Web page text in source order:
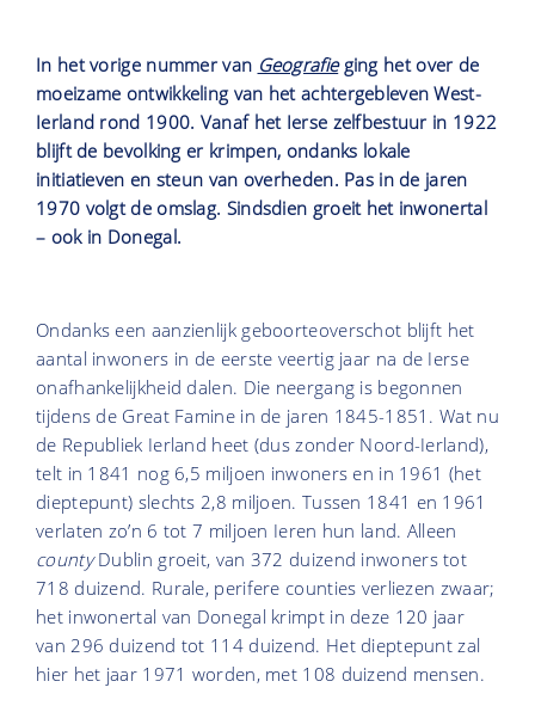
In het vorige nummer van Geografieging het over de
moeizame ontwikkeling van het achtergebleven West-
Ierland rond 1900. Vanaf het Ierse zelfbestuur in 1922
blijft de bevolking er krimpen, ondanks lokale
initiatieven en steun van overheden. Pas in de jaren
1970 volgt de omslag. Sindsdien groeit het inwonertal
– ook in Donegal.
Ondanks een aanzienlijk geboorteoverschot blijft het
aantal inwoners in de eerste veertig jaar na de Ierse
onafhankelijkheid dalen. Die neergang is begonnen
tijdens de Great Famine in de jaren 1845-1851. Wat nu
de Republiek Ierland heet (dus zonder Noord-Ierland),
telt in 1841 nog 6,5 miljoen inwoners en in 1961 (het
dieptepunt) slechts 2,8 miljoen. Tussen 1841 en 1961
verlaten zo’n 6 tot 7 miljoen Ieren hun land. Alleen
countyDublin groeit, van 372 duizend inwoners tot
718 duizend. Rurale, perifere counties verliezen zwaar;
het inwonertal van Donegal krimpt in deze 120 jaar
van 296 duizend tot 114 duizend. Het dieptepunt zal
hier het jaar 1971 worden, met 108 duizend mensen.